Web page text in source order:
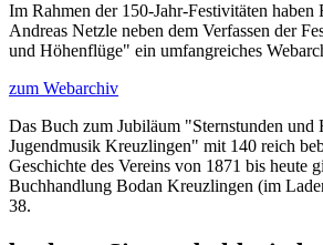
Im Rahmen der 150-Jahr-Festivitäten haben
Andreas Netzle neben dem Verfassen der
und Höhenflüge" ein umfangreiches
zum Webarchiv
Das Buch zum Jubiläum "Sternstunden und
Jugendmusik Kreuzlingen" mit 140 reich
Geschichte des Vereins von 1871 bis heute
Buchhandlung Bodan Kreuzlingen (im
38.